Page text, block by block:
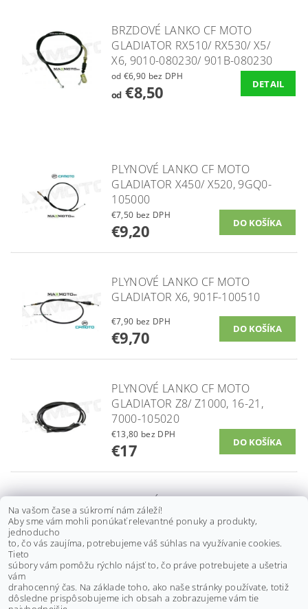
BRZDOVÉ LANKO CF MOTO
GLADIATOR RX510/ RX530/ X5/
X6, 9010-080230/ 901B-080230
od €6,90 bez DPH
od€8,50 DETAIL
PLYNOVÉ LANKO CF MOTO
GLADIATOR X450/ X520, 9GQ0-
105000
€7,50 bez DPH
€9,20
PLYNOVÉ LANKO CF MOTO
GLADIATOR X6, 901F-100510
€7,90 bez DPH
€9,70
PLYNOVÉ LANKO CF MOTO
GLADIATOR Z8/ Z1000, 16-21,
7000-105020
€13,80 bez DPH
€17
PLYNOVÉ LANKO CF MOTO
GLADIATOR X1000, 9AY0-100510-
€11 bez DPH
€13,50
Buďte prvý, kto napíše príspevok k tejto položke.
Na vašom čase a súkromí nám záleží!
Aby sme vám mohli ponúkať relevantné ponuky a produkty,
jednoducho
to, čo vás zaujíma, potrebujeme váš súhlas na využívanie cookies.
Tieto
súbory vám pomôžu rýchlo nájsť to, čo práve potrebujete a ušetria
vám
drahocenný čas. Na základe toho, ako naše stránky používate, totiž
dôsledne prispôsobujeme ich obsah a zobrazujeme vám tie